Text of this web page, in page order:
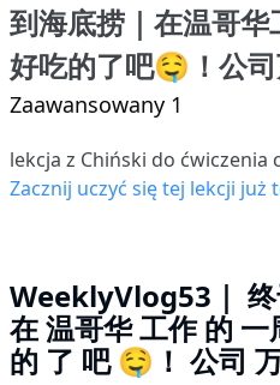
到海底捞｜在温哥
好吃的了吧🤤！公
Zaawansowany 1
lekcja z Chiński do ćwiczenia
Zacznij uczyć się tej lekcji już
WeeklyVlog53｜ 终
在 温哥华 工作 的
的 了 吧 🤤！ 公司